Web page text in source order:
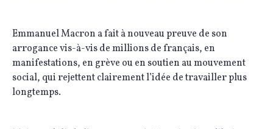
Emmanuel Macron a fait à nouveau preuve de son
arrogance vis-à-vis de millions de français, en
manifestations, en grève ou en soutien au mouvement
social, qui rejettent clairement l’idée de travailler plus
longtemps.